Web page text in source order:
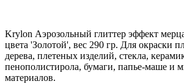
Krylon Аэрозольный глиттер эффект
цвета 'Золотой', вес 290 гр. Для окраски
дерева, плетеных изделий, стекла,
пенополистирола, бумаги, папье-маше и
материалов.